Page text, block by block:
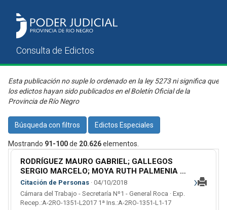
Esta publicación no suple lo ordenado en la ley 5273 ni significa que
los edictos hayan sido publicados en el Boletín Oficial de la
Provincia de Río Negro
Búsqueda con filtros Edictos Especiales
Mostrando 91-100de 20.626elementos.
RODRÍGUEZ MAURO GABRIEL; GALLEGOS
SERGIO MARCELO; MOYA RUTH PALMENIA Y
RAMIREZ FRANCISCO JULIÁN C/ DIAZ
CLAUDIO ALBERTO Y RUIZ JOSÉ FRANCISCO
S/ ORDINARIO (l)
Citación de Personas · 04/10/2018
Cámara del Trabajo - Secretaría Nº1 - General Roca · Exp.
Recep.:A-2RO-1351-L2017 1ª Ins.:A-2RO-1351-L1-17
›